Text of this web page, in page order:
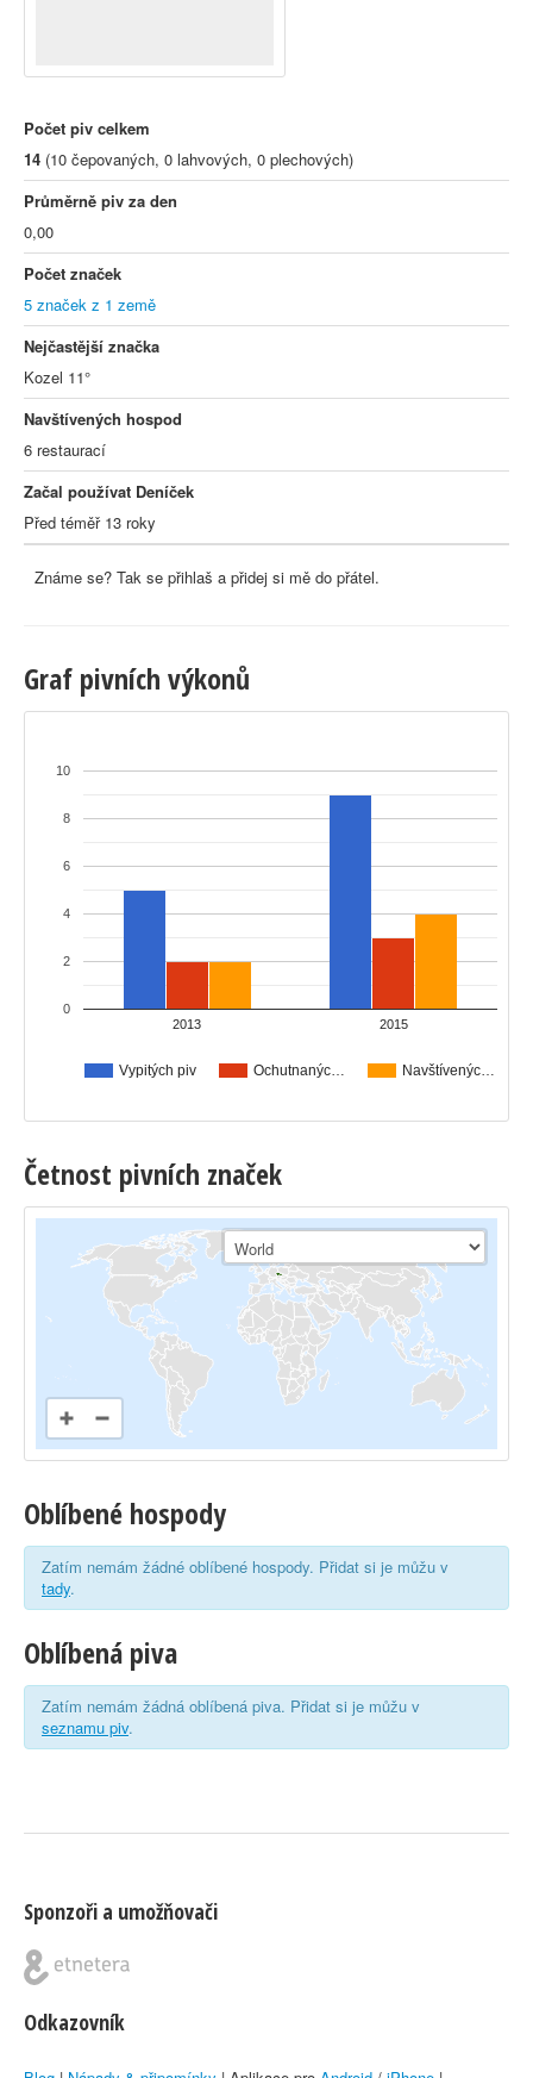
Počet piv celkem
14 (10 čepovaných, 0 lahvových, 0 plechových)
Průměrně piv za den
0,00
Počet značek
5 značek z 1 země
Nejčastější značka
Kozel 11°
Navštívených hospod
6 restaurací
Začal používat Deníček
Před téměř 13 roky
Známe se? Tak se přihlaš a přidej si mě do přátel.
Graf pivních výkonů
Vypitých piv Ochutnanýc… Navštívenýc…
2013 2015
0
2
4
6
8
10
Četnost pivních značek
Oblíbené hospody
Zatím nemám žádné oblíbené hospody. Přidat si je můžu v
tady.
Oblíbená piva
Zatím nemám žádná oblíbená piva. Přidat si je můžu v
seznamu piv.
Sponzoři a umožňovači
Odkazovník